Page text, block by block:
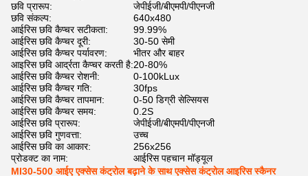
छवि प्रारूप:
जेपीईजी/बीएमपी/पीएनजी
छवि संकल्प:
640x480
आईरिस छवि कैप्चर सटीकता:
99.99%
आईरिस छवि कैप्चर दूरी:
30-50 सेमी
आईरिस छवि कैप्चर पर्यावरण:
भीतर और बाहर
आइरिस छवि आर्द्रता कैप्चर करती है:20-80%
आईरिस छवि कैप्चर रोशनी:
0-100kLux
आईरिस छवि कैप्चर गति:
30fps
आईरिस छवि कैप्चर तापमान:
0-50 डिग्री सेल्सियस
आईरिस छवि कैप्चर समय:
0.2S
आईरिस छवि प्रारूप:
जेपीईजी/बीएमपी/पीएनजी
आईरिस छवि गुणवत्ता:
उच्च
आईरिस छवि का आकार:
256x256
प्रोडक्ट का नाम:
आईरिस पहचान मॉड्यूल
MI30-500 आईए एक्सेस कंट्रोल बढ़ाने के साथ एक्सेस कंट्रोल आइरिस स्कैनर